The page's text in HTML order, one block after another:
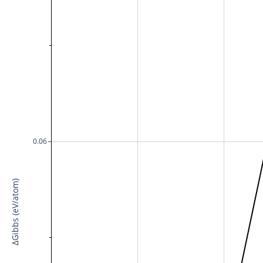
0.06
ΔGibbs (eV/atom)